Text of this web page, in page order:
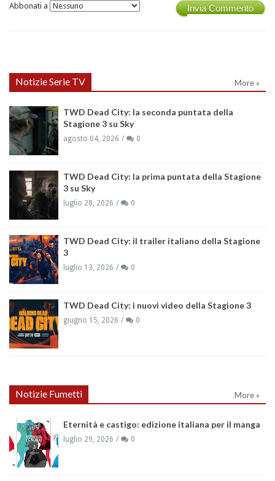
Invia Commento
Abbonati a
Notizie Serie TV More »
TWD Dead City: la seconda puntata della
Stagione 3 su Sky
agosto 04, 2026 0
TWD Dead City: la prima puntata della Stagione
3 su Sky
luglio 28, 2026 0
TWD Dead City: il trailer italiano della Stagione
3
luglio 13, 2026 0
TWD Dead City: i nuovi video della Stagione 3
giugno 15, 2026 0
Notizie Fumetti More »
Eternità e castigo: edizione italiana per il manga
luglio 29, 2026 0